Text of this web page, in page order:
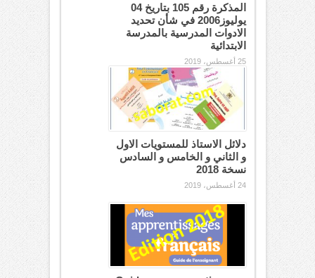
المذكرة رقم 105 بتاريخ 04
يوليوز2006 في شأن تحديد
الادوات المدرسية بالمدرسة
الابتدائية
25 أغسطس، 2019
دلائل الاستاذ للمستويات الاول
و الثاني و الخامس و السادس
نسخة 2018
24 أغسطس، 2019